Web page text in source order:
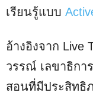
เรียนรู้แบบ
อ้างอิงจาก Live
วรรณ์ เลขาธิกา
สอนที่มีประสิทธิ